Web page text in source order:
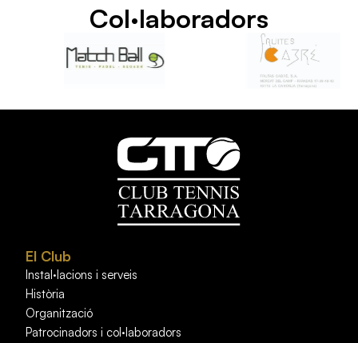
Col·laboradors
El Club
Instal·lacions i serveis
Història
Organització
Patrocinadors i col·laboradors